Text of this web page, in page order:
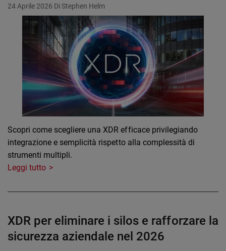
24 Aprile 2026 Di Stephen Helm
Scopri come scegliere una XDR efficace privilegiando
integrazione e semplicità rispetto alla complessità di
strumenti multipli.
Leggi tutto
XDR per eliminare i silos e rafforzare la
sicurezza aziendale nel 2026